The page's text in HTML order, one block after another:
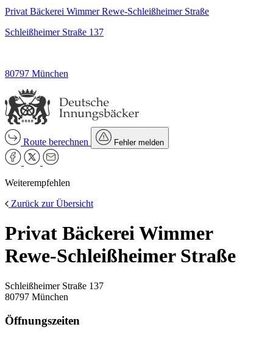
Privat Bäckerei Wimmer Rewe-Schleißheimer Straße
Schleißheimer Straße 137
80797 München
Route berechnen Fehler melden
Weiterempfehlen
Zurück zur Übersicht
Privat Bäckerei Wimmer
Rewe-Schleißheimer Straße
Schleißheimer Straße 137
80797 München
Öffnungszeiten